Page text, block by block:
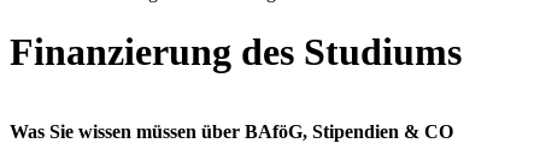
Fi­nan­zie­rung des Stu­di­ums
Was Sie wissen müssen über BAföG, Stipendien & CO